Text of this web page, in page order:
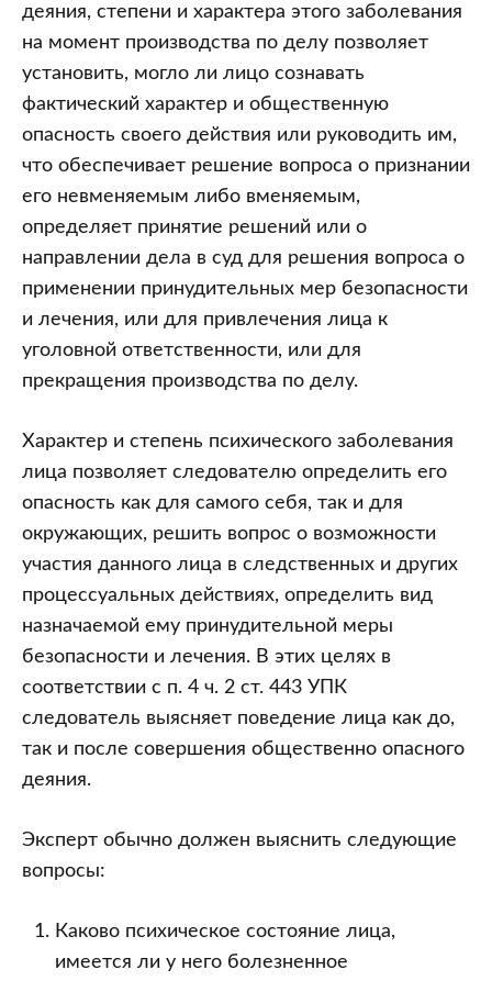
деяния, степени и характера этого заболевания
на момент производства по делу позволяет
установить, могло ли лицо сознавать
фактический характер и общественную
опасность своего действия или руководить им,
что обеспечивает решение вопроса о признании
его невменяемым либо вменяемым,
определяет принятие решений или о
направлении дела в суд для решения вопроса о
применении принудительных мер безопасности
и лечения, или для привлечения лица к
уголовной ответственности, или для
прекращения производства по делу.
Характер и степень психического заболевания
лица позволяет следователю определить его
опасность как для самого себя, так и для
окружающих, решить вопрос о возможности
участия данного лица в следственных и других
процессуальных действиях, определить вид
назначаемой ему принудительной меры
безопасности и лечения. В этих целях в
соответствии с п. 4 ч. 2 ст. 443 УПК
следователь выясняет поведение лица как до,
так и после совершения общественно опасного
деяния.
Эксперт обычно должен выяснить следующие
вопросы:
Каково психическое состояние лица,
имеется ли у него болезненное